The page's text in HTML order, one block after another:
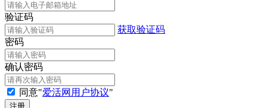
验证码
获取验证码
密码
确认密码
同意"爱活网用户协议"